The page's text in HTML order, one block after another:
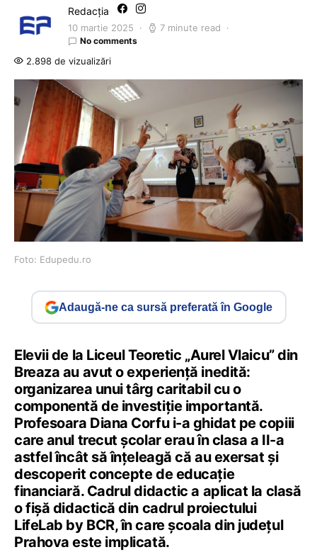
Redacția
10 martie 2025 7 minute read
No comments
2.898 de vizualizări
Foto: Edupedu.ro
Adaugă-ne ca sursă preferată în Google
Elevii de la Liceul Teoretic „Aurel Vlaicu” din
Breaza au avut o experiență inedită:
organizarea unui târg caritabil cu o
componentă de investiție importantă.
Profesoara Diana Corfu i-a ghidat pe copiii
care anul trecut școlar erau în clasa a II-a
astfel încât să înțeleagă că au exersat și
descoperit concepte de educație
financiară. Cadrul didactic a aplicat la clasă
o fișă didactică din cadrul proiectului
LifeLab by BCR, în care școala din județul
Prahova este implicată.